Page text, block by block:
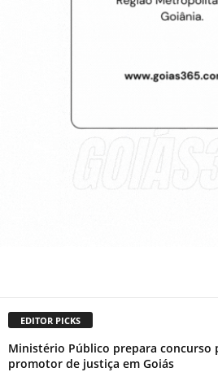
EDITOR PICKS
Ministério Público prepara concurso
promotor de justiça em Goiás